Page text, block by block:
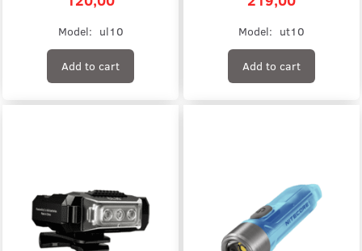
Model: ul10
Add to cart
Model: ut10
Add to cart